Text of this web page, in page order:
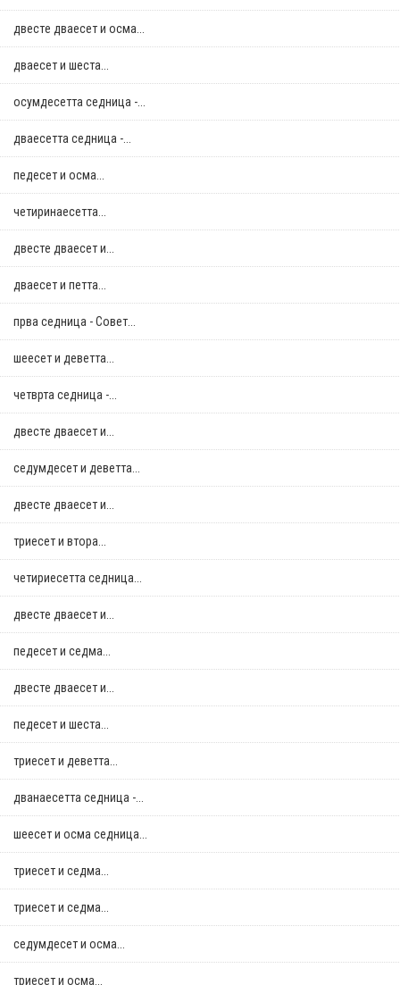
двестe дваесет и осма...
дваесет и шеста...
осумдесетта седница -...
дваесетта седница -...
педесет и осма...
четиринаесетта...
двестe дваесет и...
дваесет и петта...
прва седница - Совет...
шеесет и деветта...
четврта седница -...
двестe дваесет и...
седумдесет и деветта...
двестe дваесет и...
триесет и втора...
четириесетта седница...
двестe дваесет и...
педесет и седма...
двестe дваесет и...
педесет и шеста...
триесет и деветта...
дванаесетта седница -...
шеесет и осма седница...
триесет и седма...
триесет и седма...
седумдесет и осма...
триесет и осма...